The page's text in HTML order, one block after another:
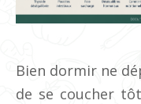
Bien dormir ne
de se coucher